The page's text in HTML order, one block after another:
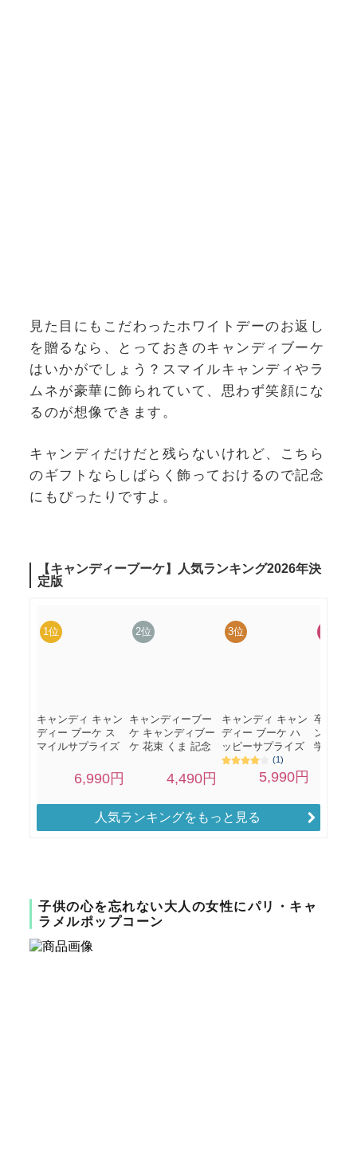
見た目にもこだわったホワイトデーのお返し
を贈るなら、とっておきのキャンディブーケ
はいかがでしょう？スマイルキャンディやラ
ムネが豪華に飾られていて、思わず笑顔にな
るのが想像できます。
キャンディだけだと残らないけれど、こちら
のギフトならしばらく飾っておけるので記念
にもぴったりですよ。
人気ランキングをもっと見る
子供の心を忘れない大人の女性にパリ・キャ
ラメルポップコーン